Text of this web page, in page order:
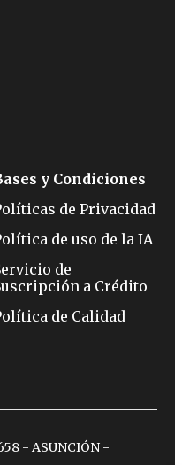
y Condiciones
de Privacidad
de uso de la IA
de
a Crédito
de Calidad
- ASUNCIÓN -